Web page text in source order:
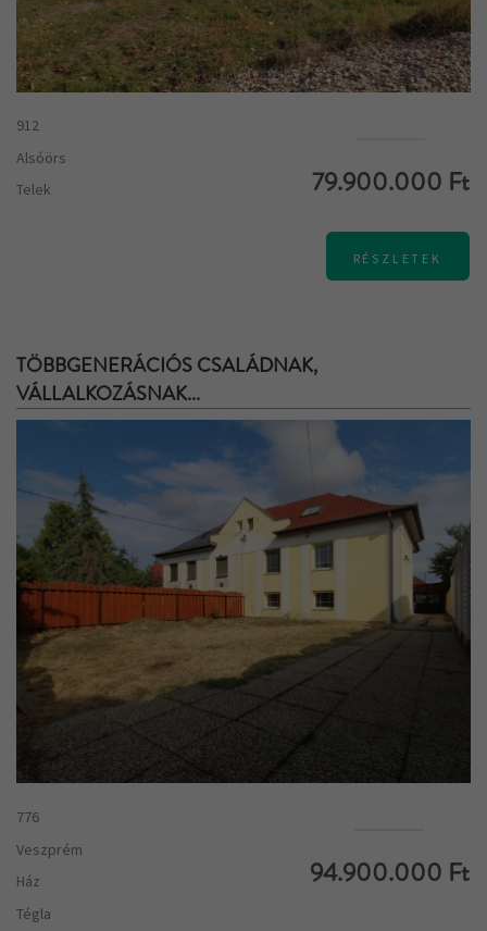
912
Alsóörs
Telek
79.900.000 Ft
RÉSZLETEK
TÖBBGENERÁCIÓS CSALÁDNAK,
VÁLLALKOZÁSNAK...
776
Veszprém
Ház
Tégla
94.900.000 Ft